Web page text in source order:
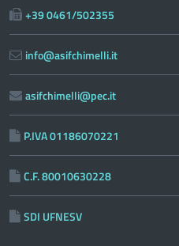
+39 0461/502355
info@asifchimelli.it
asifchimelli@pec.it
P.IVA 01186070221
C.F. 80010630228
SDI UFNESV